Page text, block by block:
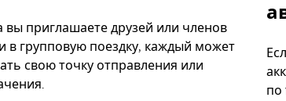
вы приглашаете друзей или членов
в групповую поездку, каждый может
свою точку отправления или
по